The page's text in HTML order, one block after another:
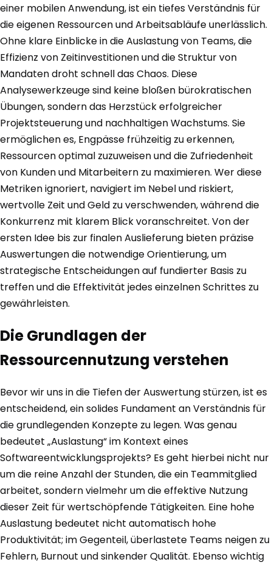
einer mobilen Anwendung, ist ein tiefes Verständnis für
die eigenen Ressourcen und Arbeitsabläufe unerlässlich.
Ohne klare Einblicke in die Auslastung von Teams, die
Effizienz von Zeitinvestitionen und die Struktur von
Mandaten droht schnell das Chaos. Diese
Analysewerkzeuge sind keine bloßen bürokratischen
Übungen, sondern das Herzstück erfolgreicher
Projektsteuerung und nachhaltigen Wachstums. Sie
ermöglichen es, Engpässe frühzeitig zu erkennen,
Ressourcen optimal zuzuweisen und die Zufriedenheit
von Kunden und Mitarbeitern zu maximieren. Wer diese
Metriken ignoriert, navigiert im Nebel und riskiert,
wertvolle Zeit und Geld zu verschwenden, während die
Konkurrenz mit klarem Blick voranschreitet. Von der
ersten Idee bis zur finalen Auslieferung bieten präzise
Auswertungen die notwendige Orientierung, um
strategische Entscheidungen auf fundierter Basis zu
treffen und die Effektivität jedes einzelnen Schrittes zu
gewährleisten.
Die Grundlagen der
Ressourcennutzung verstehen
Bevor wir uns in die Tiefen der Auswertung stürzen, ist es
entscheidend, ein solides Fundament an Verständnis für
die grundlegenden Konzepte zu legen. Was genau
bedeutet „Auslastung“ im Kontext eines
Softwareentwicklungsprojekts? Es geht hierbei nicht nur
um die reine Anzahl der Stunden, die ein Teammitglied
arbeitet, sondern vielmehr um die effektive Nutzung
dieser Zeit für wertschöpfende Tätigkeiten. Eine hohe
Auslastung bedeutet nicht automatisch hohe
Produktivität; im Gegenteil, überlastete Teams neigen zu
Fehlern, Burnout und sinkender Qualität. Ebenso wichtig